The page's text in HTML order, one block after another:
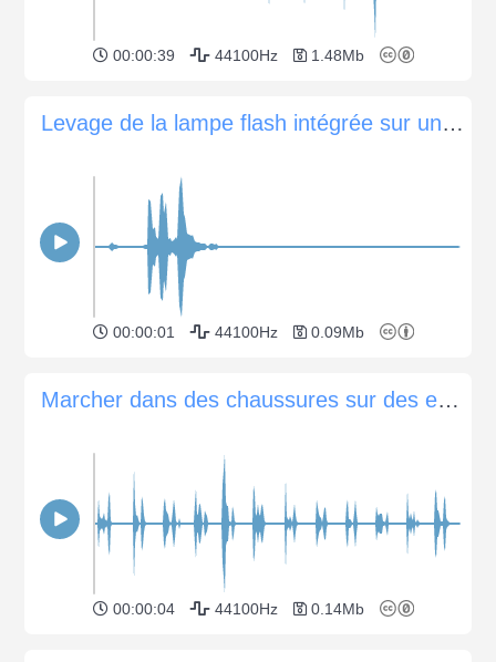
00:00:39 44100Hz 1.48Mb
Levage de la lampe flash intégrée sur un appareil photo Nikon D3300
00:00:01 44100Hz 0.09Mb
Marcher dans des chaussures sur des escaliers en béton
00:00:04 44100Hz 0.14Mb